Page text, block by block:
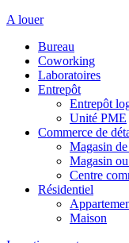
A louer
Bureau
Coworking
Laboratoires
Entrepôt
Entrepôt
Unité PME
Commerce de
Magasin
Magasin
Centre
Résidentiel
Maison